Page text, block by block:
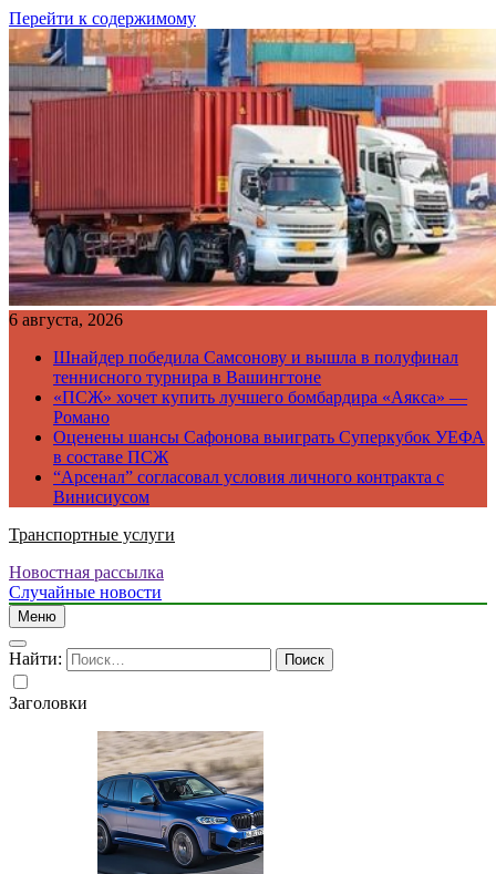
Перейти к содержимому
6 августа, 2026
Шнайдер победила Самсонову и вышла в полуфинал
теннисного турнира в Вашингтоне
«ПСЖ» хочет купить лучшего бомбардира «Аякса» —
Романо
Оценены шансы Сафонова выиграть Суперкубок УЕФА
в составе ПСЖ
“Арсенал” согласовал условия личного контракта с
Винисиусом
Транспортные услуги
Новостная рассылка
Случайные новости
Меню
Найти:
Заголовки